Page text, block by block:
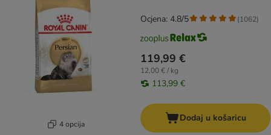
4 opcija
119,99 €
12,00 € / kg
113,99 €
Ocjena: 4.8/5 (1062)
Dodaj u košaricu